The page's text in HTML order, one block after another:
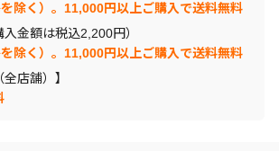
除く）。11,000円以上ご購入で送料無料
入金額は税込2,200円）
除く）。11,000円以上ご購入で送料無料
店舗）】